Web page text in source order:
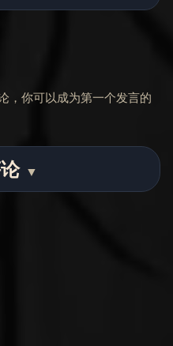
，你可以成为第一个发言的
▼